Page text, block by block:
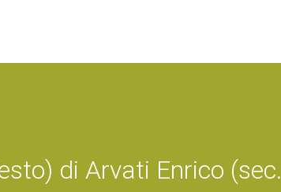
di Arvati Enrico (sec.